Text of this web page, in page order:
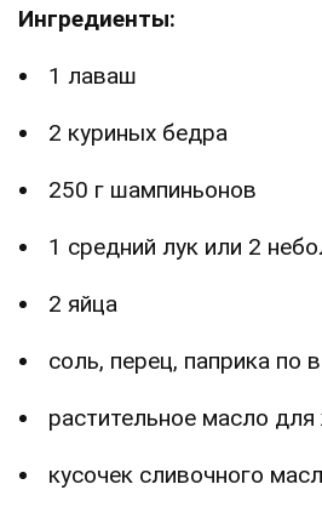
Ингредиенты:
1 лаваш
2 куриных бедра
250 г шампиньонов
1 средний лук или 2
2 яйца
соль, перец, паприка по
растительное масло
кусочек сливочного